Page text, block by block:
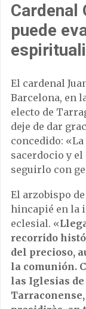
Cardenal
puede
El cardenal
Barcelona, ​​en
electo de
deje de dar
concedido:
sacerdocio y
seguirlo con
El arzobispo
hincapié en la
eclesial. «
recorrido
del precioso,
la comunión.
las Iglesias